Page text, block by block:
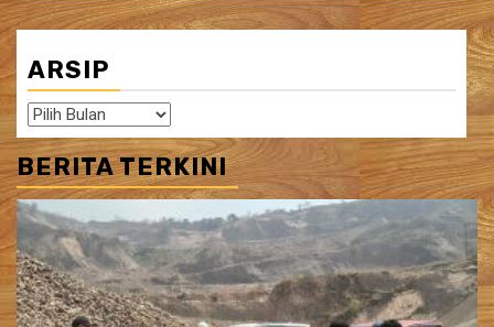
ARSIP
Arsip
BERITA TERKINI